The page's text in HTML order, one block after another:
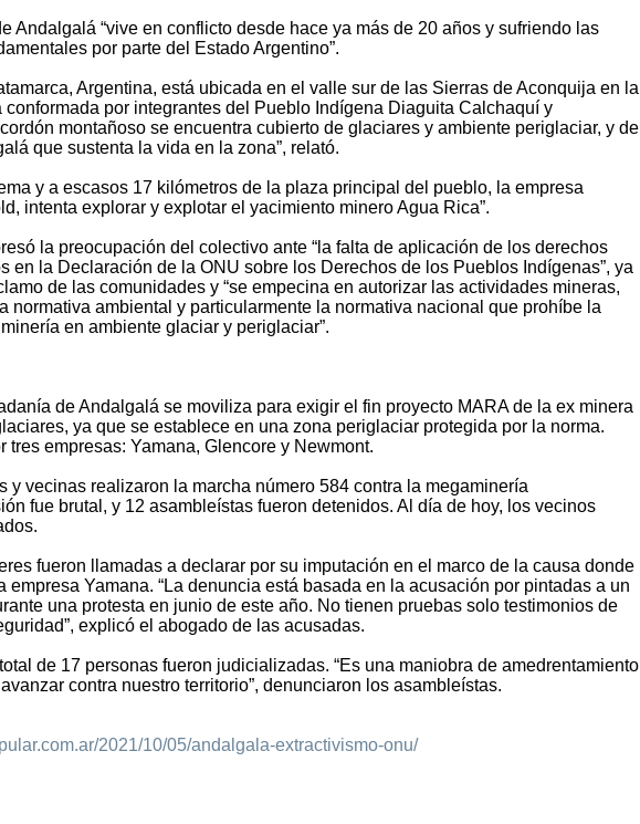
Andalgalá “vive en conflicto desde hace ya más de 20 años y sufriendo las
por parte del Estado Argentino”.
Argentina, está ubicada en el valle sur de las Sierras de Aconquija en la
por integrantes del Pueblo Indígena Diaguita Calchaquí y
montañoso se encuentra cubierto de glaciares y ambiente periglaciar, y de
que sustenta la vida en la zona”, relató.
y a escasos 17 kilómetros de la plaza principal del pueblo, la empresa
intenta explorar y explotar el yacimiento minero Agua Rica”.
la preocupación del colectivo ante “la falta de aplicación de los derechos
en la Declaración de la ONU sobre los Derechos de los Pueblos Indígenas”, ya
de las comunidades y “se empecina en autorizar las actividades mineras,
normativa ambiental y particularmente la normativa nacional que prohíbe la
en ambiente glaciar y periglaciar”.
de Andalgalá se moviliza para exigir el fin proyecto MARA de la ex minera
ya que se establece en una zona periglaciar protegida por la norma.
tres empresas: Yamana, Glencore y Newmont.
y vecinas realizaron la marcha número 584 contra la megaminería
fue brutal, y 12 asambleístas fueron detenidos. Al día de hoy, los vecinos
fueron llamadas a declarar por su imputación en el marco de la causa donde
empresa Yamana. “La denuncia está basada en la acusación por pintadas a un
una protesta en junio de este año. No tienen pruebas solo testimonios de
explicó el abogado de las acusadas.
de 17 personas fueron judicializadas. “Es una maniobra de amedrentamiento
contra nuestro territorio”, denunciaron los asambleístas.
2021/10/05/andalgala-extractivismo-onu/